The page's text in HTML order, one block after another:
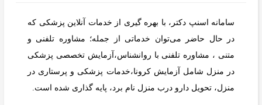
سامانه اسنپ دکتر، با بهره گیری از خدمات آنلاین پزشکی که
در حال حاضر می‌توان خدماتی از جمله؛ مشاوره تلفنی و
متنی ، مشاوره تلفنی با روانشناس،آزمایش تخصصی پزشکی
در منزل شامل آزمایش کرونا،خدمات پزشکی و پرستاری در
منزل، تحویل دارو درب منزل نام برد، پایه گذاری شده است.